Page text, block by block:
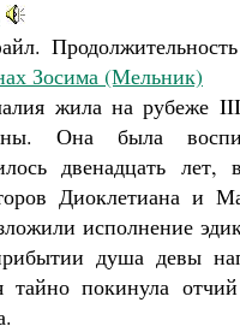
Продолжительность
Зосима (Мельник)
жила на рубеже
Она была
двенадцать
Диоклетиана и
исполнение
душа девы
тайно покинула